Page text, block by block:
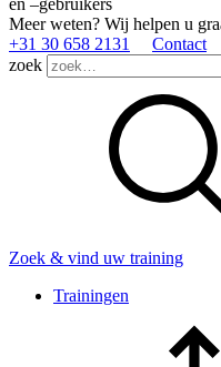
en –gebruikers
Meer weten? Wij helpen u
+31 30 658 2131
Contact
zoek
Zoek & vind uw training
Trainingen